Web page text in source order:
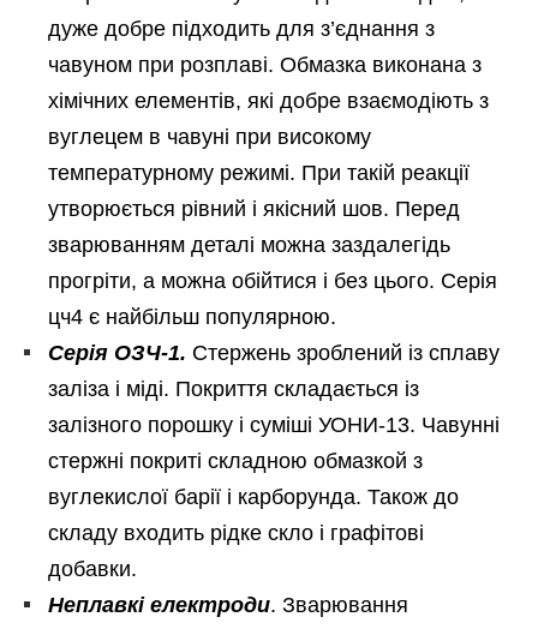
дуже добре підходить для з’єднання з
чавуном при розплаві. Обмазка виконана з
хімічних елементів, які добре взаємодіють з
вуглецем в чавуні при високому
температурному режимі. При такій реакції
утворюється рівний і якісний шов. Перед
зварюванням деталі можна заздалегідь
прогріти, а можна обійтися і без цього. Серія
цч4 є найбільш популярною.
Серія ОЗЧ-1. Стержень зроблений із сплаву
заліза і міді. Покриття складається із
залізного порошку і суміші УОНИ-13. Чавунні
стержні покриті складною обмазкой з
вуглекислої барії і карборунда. Також до
складу входить рідке скло і графітові
добавки.
Неплавкі електроди. Зварювання